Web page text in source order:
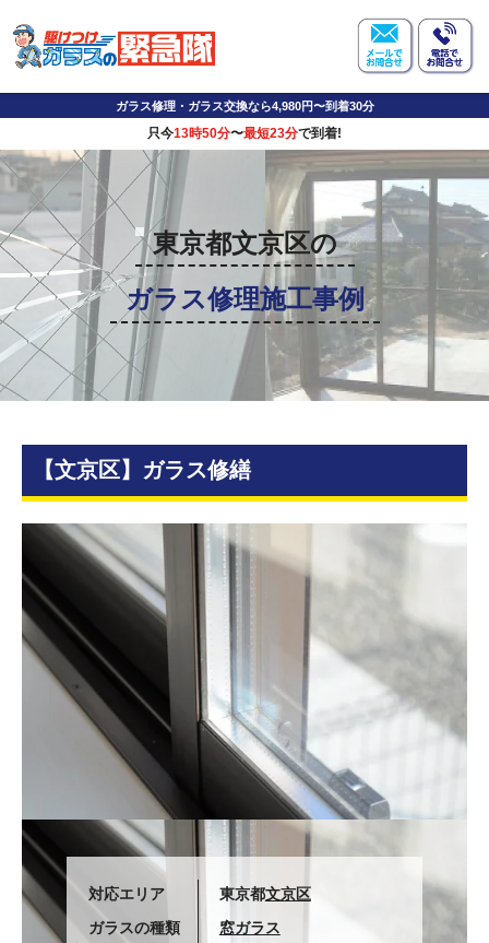
ガラス修理・ガラス交換なら4,980円〜到着30分
只今13時50分〜最短23分で到着!
東京都文京区の
ガラス修理施工事例
【文京区】ガラス修繕
対応エリア 東京都文京区
ガラスの種類
窓ガラス